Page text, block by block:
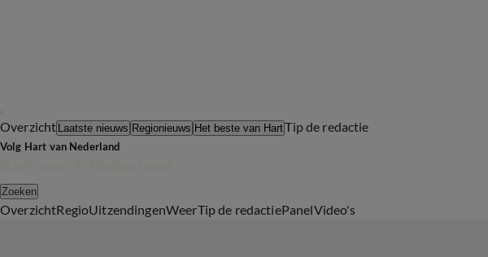
Overzicht Laatste nieuws Regionieuws Het beste van HartTip de redactie
Volg Hart van Nederland
Zoeken
OverzichtRegioUitzendingenWeerTip de redactiePanelVideo's